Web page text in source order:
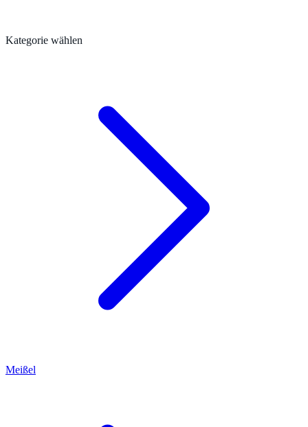
Kategorie wählen
Meißel